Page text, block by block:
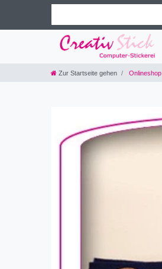
Zur Startseite gehen Onlineshop